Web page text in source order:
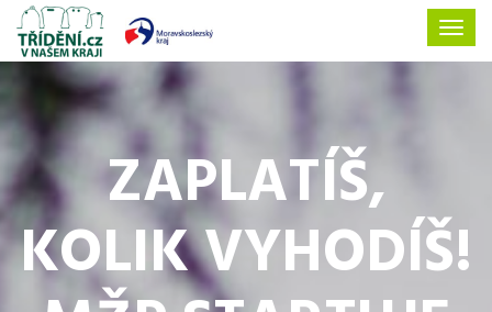
ZAPLATÍŠ,
KOLIK VYHODÍŠ!